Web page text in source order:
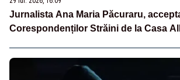
Jurnalista Ana Maria Păcuraru,
Corespondenților Străini de la Casa